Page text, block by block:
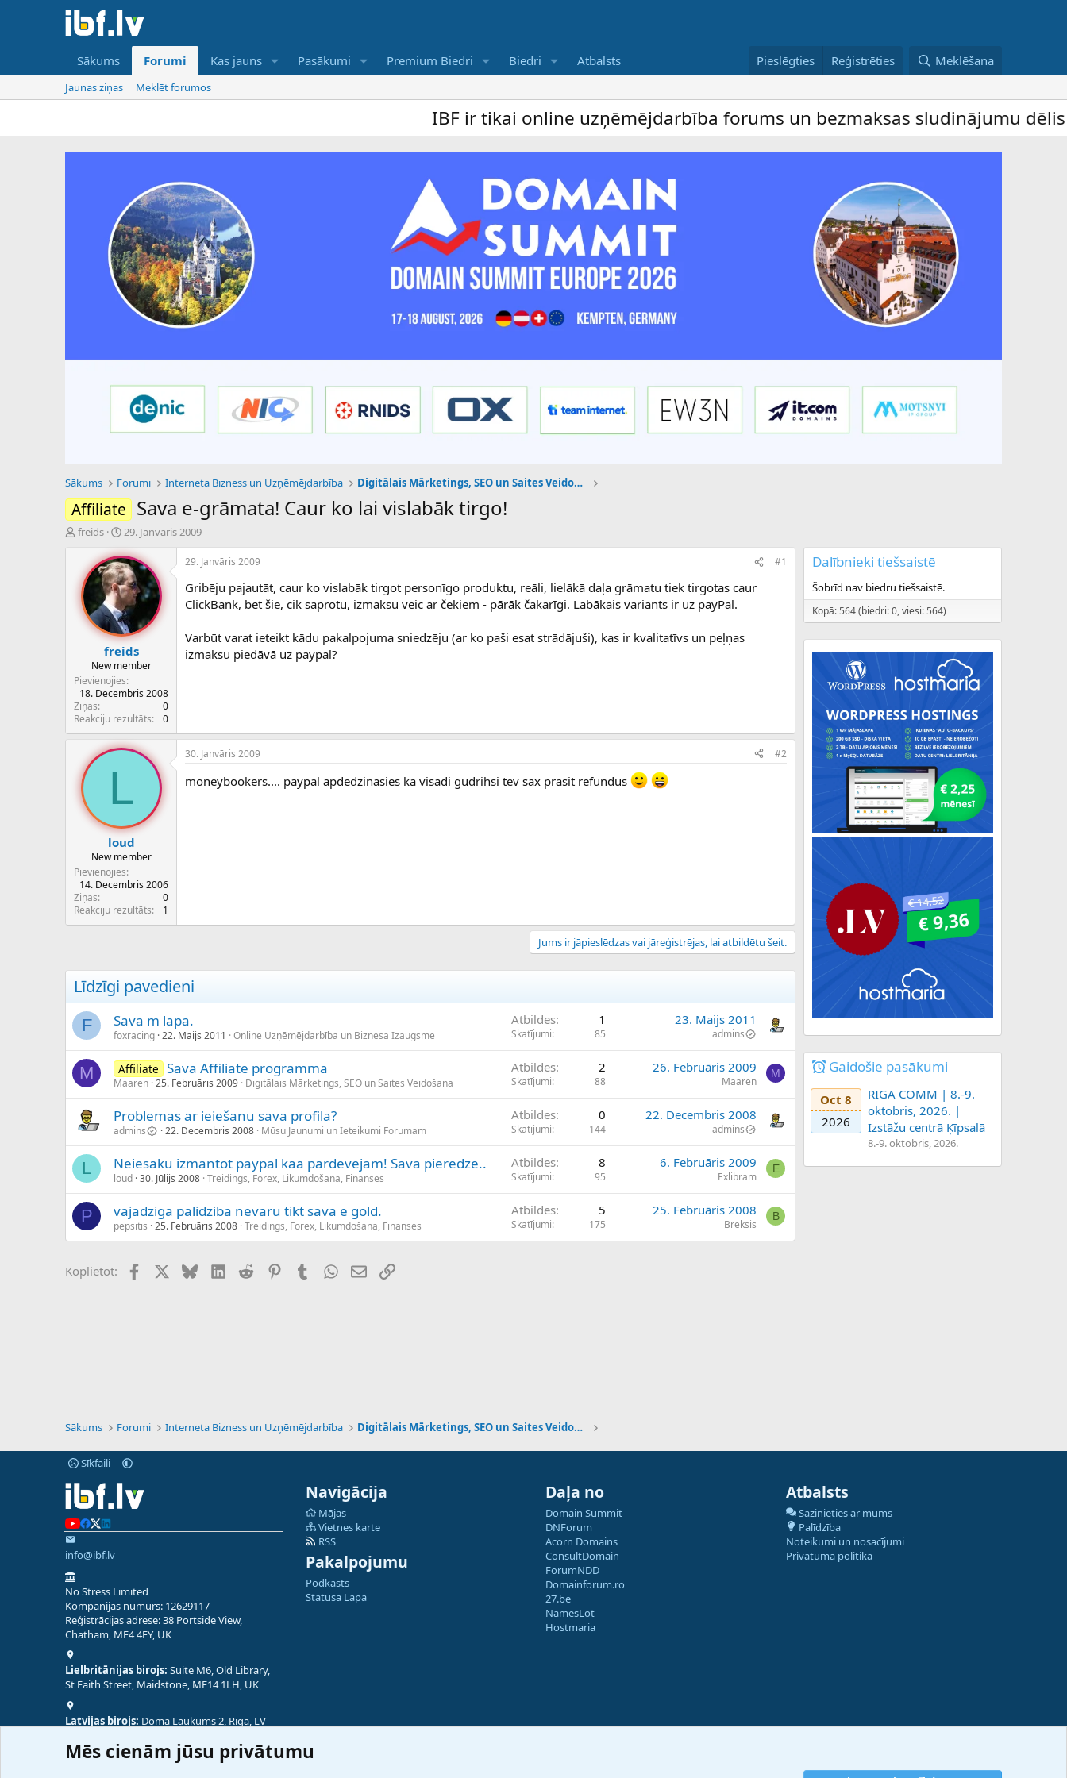
Sākums Forumi Kas jauns Pasākumi Premium Biedri Biedri Atbalsts Pieslēgties Reģistrēties Meklēšana
Jaunas ziņas Meklēt forumos
IBF ir tikai online uzņēmējdarbība forums un bezmaksas sludinājumu dēlis –
Sākums Forumi Interneta Bizness un Uzņēmējdarbība Digitālais Mārketings, SEO un Saites Veidošana
Affiliate Sava e-grāmata! Caur ko lai vislabāk tirgo!
P
e
d
e
z
s
ā
c
ē
freids
S
k
u
m
a
d
a
t
u
m
s
29. Janvāris 2009
freids
New member
Pievienojies
18. Decembris 2008
Ziņas
0
Reakciju rezultāts
0
29. Janvāris 2009 #1
Gribēju pajautāt, caur ko vislabāk tirgot personīgo produktu, reāli, lielākā daļa grāmatu tiek tirgotas caur
ClickBank, bet šie, cik saprotu, izmaksu veic ar čekiem - pārāk čakarīgi. Labākais variants ir uz payPal.
Varbūt varat ieteikt kādu pakalpojuma sniedzēju (ar ko paši esat strādājuši), kas ir kvalitatīvs un peļņas
izmaksu piedāvā uz paypal?
L
loud
New member
Pievienojies
14. Decembris 2006
Ziņas
0
Reakciju rezultāts
1
30. Janvāris 2009 #2
moneybookers.... paypal apdedzinasies ka visadi gudrihsi tev sax prasit refundus
Jums ir jāpieslēdzas vai jāreģistrējas, lai atbildētu šeit.
Līdzīgi pavedieni
F Sava m lapa.
foxracing 22. Maijs 2011 Online Uzņēmējdarbība un Biznesa Izaugsme
Atbildes 1
Skatījumi 85
23. Maijs 2011
admins
M Affiliate Sava Affiliate programma
Maaren 25. Februāris 2009 Digitālais Mārketings, SEO un Saites Veidošana
Atbildes 2
Skatījumi 88
26. Februāris 2009
Maaren
M
Problemas ar ieiešanu sava profila?
admins 22. Decembris 2008 Mūsu Jaunumi un Ieteikumi Forumam
Atbildes 0
Skatījumi 144
22. Decembris 2008
admins
L Neiesaku izmantot paypal kaa pardevejam! Sava pieredze..
loud 30. Jūlijs 2008 Treidings, Forex, Likumdošana, Finanses
Atbildes 8
Skatījumi 95
6. Februāris 2009
Exlibram
E
P vajadziga palidziba nevaru tikt sava e gold.
pepsitis 25. Februāris 2008 Treidings, Forex, Likumdošana, Finanses
Atbildes 5
Skatījumi 175
25. Februāris 2008
Breksis
B
Koplietot: FacebookX (Twitter)
BlueskyLinkedIn
Reddit PinterestTumblrWhatsApp
E-pastsSaiti
Dalībnieki tiešsaistē
Šobrīd nav biedru tiešsaistē.
Kopā: 564 (biedri: 0, viesi: 564)
Gaidošie pasākumi
Oct 8
2026
RIGA COMM | 8.-9.
oktobris, 2026. |
Izstāžu centrā Ķīpsalā
8.-9. oktobris, 2026.
Sākums Forumi Interneta Bizness un Uzņēmējdarbība Digitālais Mārketings, SEO un Saites Veidošana
Sīkfaili
info@ibf.lv
No Stress Limited
Kompānijas numurs: 12629117
Reģistrācijas adrese: 38 Portside View,
Chatham, ME4 4FY, UK
Lielbritānijas birojs: Suite M6, Old Library,
St Faith Street, Maidstone, ME14 1LH, UK
Latvijas birojs: Doma Laukums 2, Rīga, LV-
Navigācija
Mājas
Vietnes karte
RSS
Pakalpojumu
Podkāsts
Statusa Lapa
Daļa no
Domain Summit
DNForum
Acorn Domains
ConsultDomain
ForumNDD
Domainforum.ro
27.be
NamesLot
Hostmaria
Atbalsts
Sazinieties ar mums
Palīdzība
Noteikumi un nosacījumi
Privātuma politika
Mēs cienām jūsu privātumu